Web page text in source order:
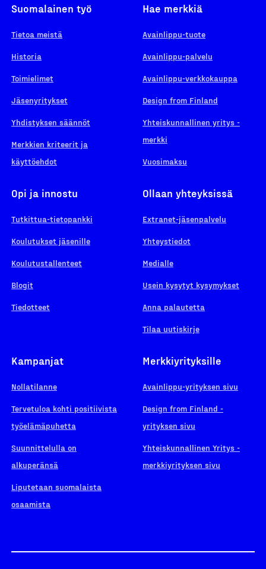
Suomalainen työ
Tietoa meistä
Historia
Toimielimet
Jäsenyritykset
Yhdistyksen säännöt
Merkkien kriteerit ja
käyttöehdot
Hae merkkiä
Avainlippu-tuote
Avainlippu-palvelu
Avainlippu-verkkokauppa
Design from Finland
Yhteiskunnallinen yritys -
merkki
Vuosimaksu
Opi ja innostu
Tutkittua-tietopankki
Koulutukset jäsenille
Koulutustallenteet
Blogit
Tiedotteet
Ollaan yhteyksissä
Extranet-jäsenpalvelu
Yhteystiedot
Medialle
Usein kysytyt kysymykset
Anna palautetta
Tilaa uutiskirje
Kampanjat
Nollatilanne
Tervetuloa kohti positiivista
työelämäpuhetta
Suunnittelulla on
alkuperänsä
Liputetaan suomalaista
osaamista
Merkkiyrityksille
Avainlippu-yrityksen sivu
Design from Finland -
yrityksen sivu
Yhteiskunnallinen Yritys -
merkkiyrityksen sivu